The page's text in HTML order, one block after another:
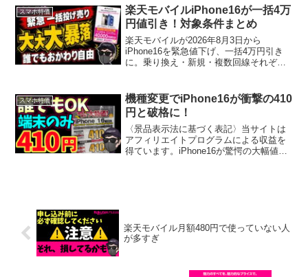
価格でiPhone16eを手に入れることができ
ます。...
スマホ特価
楽天モバイルiPhone16が一括4万
円値引き！対象条件まとめ
楽天モバイルが2026年8月3日から
iPhone16を緊急値下げ、一括4万円引き
に。乗り換え・新規・複数回線それぞれ
スマホ特価
機種変更でiPhone16が衝撃の410
円と破格に！
〈景品表示法に基づく表記〉当サイトは
アフィリエイトプログラムによる収益を
得ています。iPhone16が驚愕の大幅値下
楽天モバイル月額480円で使っていない人
が多すぎ